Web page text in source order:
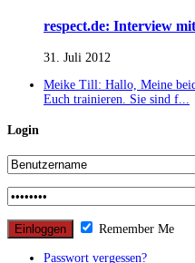
respect.de: Interview
31. Juli 2012
Meike Till: Hallo, Meine
Euch trainieren. Sie sind f...
Login
Remember Me
Passwort vergessen?